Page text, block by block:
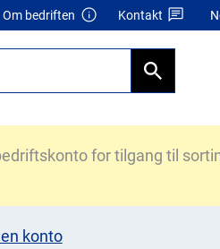
Om bedriften Kontakt
for tilgang til
konto